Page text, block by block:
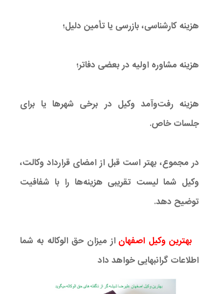
هزینه کارشناسی، بازرسی یا تأمین دلیل؛
هزینه مشاوره اولیه در بعضی دفاتر؛
هزینه رفت‌وآمد وکیل در برخی شهرها یا برای
جلسات خاص.
در مجموع، بهتر است قبل از امضای قرارداد وکالت،
وکیل شما لیست تقریبی هزینه‌ها را با شفافیت
توضیح دهد.
بهترین وکیل اصفهان از میزان حق الوکاله به شما
اطلاعات گرانبهایی خواهد داد